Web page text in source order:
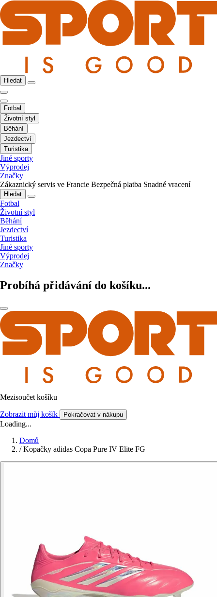
Hledat
Fotbal
Životní styl
Běhání
Jezdectví
Turistika
Jiné sporty
Výprodej
Značky
Zákaznický servis ve Francie Bezpečná platba Snadné vracení
Hledat
Fotbal
Životní styl
Běhání
Jezdectví
Turistika
Jiné sporty
Výprodej
Značky
Probíhá přidávání do košíku...
Mezisoučet košíku
Zobrazit můj košík Pokračovat v nákupu
Loading...
Domů
/ Kopačky adidas Copa Pure IV Elite FG